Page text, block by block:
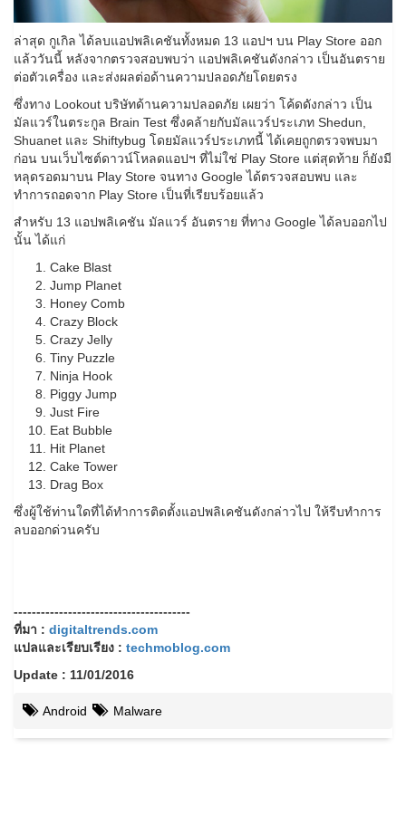
ล่าสุด กูเกิล ได้ลบแอปพลิเคชันทั้งหมด 13 แอปฯ บน Play Store ออก
แล้ววันนี้ หลังจากตรวจสอบพบว่า แอปพลิเคชันดังกล่าว เป็นอันตราย
ต่อตัวเครื่อง และส่งผลต่อด้านความปลอดภัยโดยตรง
ซึ่งทาง Lookout บริษัทด้านความปลอดภัย เผยว่า โค้ดดังกล่าว เป็น
มัลแวร์ในตระกูล Brain Test ซึ่งคล้ายกับมัลแวร์ประเภท Shedun,
Shuanet และ Shiftybug โดยมัลแวร์ประเภทนี้ ได้เคยถูกตรวจพบมา
ก่อน บนเว็บไซต์ดาวน์โหลดแอปฯ ที่ไม่ใช่ Play Store แต่สุดท้าย ก็ยังมี
หลุดรอดมาบน Play Store จนทาง Google ได้ตรวจสอบพบ และ
ทำการถอดจาก Play Store เป็นที่เรียบร้อยแล้ว
สำหรับ 13 แอปพลิเคชัน มัลแวร์ อันตราย ที่ทาง Google ได้ลบออกไป
นั้น ได้แก่
Cake Blast
Jump Planet
Honey Comb
Crazy Block
Crazy Jelly
Tiny Puzzle
Ninja Hook
Piggy Jump
Just Fire
Eat Bubble
Hit Planet
Cake Tower
Drag Box
ซึ่งผู้ใช้ท่านใดที่ได้ทำการติดตั้งแอปพลิเคชันดังกล่าวไป ให้รีบทำการ
ลบออกด่วนครับ
---------------------------------------
ที่มา : digitaltrends.com
แปลและเรียบเรียง : techmoblog.com
Update : 11/01/2016
Android Malware